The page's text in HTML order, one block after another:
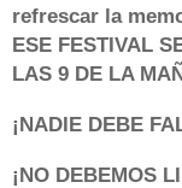
refrescar la
ESE FESTIVAL
LAS 9 DE LA
¡NADIE DEBE
¡NO DEBEMOS